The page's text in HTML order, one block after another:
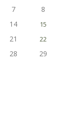
7 8
14
15
21
22
28 29